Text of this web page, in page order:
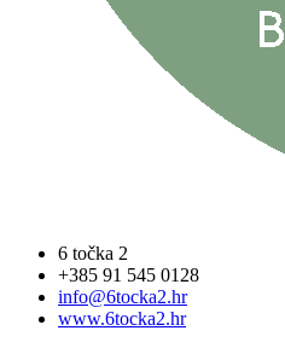
6 točka 2
+385 91 545 0128
info@6tocka2.hr
www.6tocka2.hr